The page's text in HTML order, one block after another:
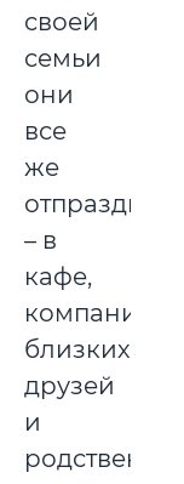
своей
семьи
они
все
же
отпразднуют
– в
кафе,
компании
близких
друзей
и